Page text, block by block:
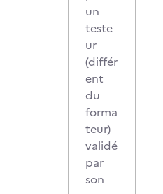
un
teste
ur
(différ
ent
du
forma
teur)
validé
par
son